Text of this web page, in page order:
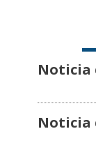
Noticia
Noticia